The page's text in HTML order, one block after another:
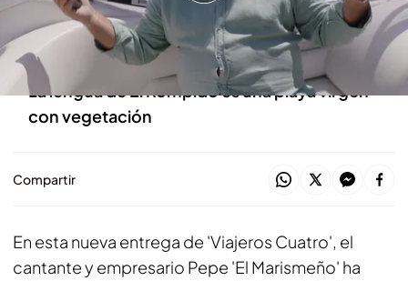
Pepe el marismeño nació en Huelva, pero se
crió en Punta Umbría
La lengua de El Rompido es una playa virgen
con vegetación
Compartir
En esta nueva entrega de 'Viajeros Cuatro', el
cantante y empresario Pepe 'El Marismeño' ha